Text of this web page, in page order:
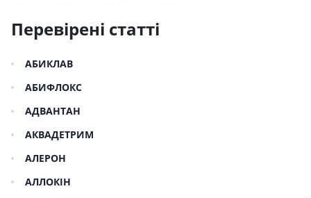
Перевірені статті
АБИКЛАВ
АБИФЛОКС
АДВАНТАН
АКВАДЕТРИМ
АЛЕРОН
АЛЛОКІН